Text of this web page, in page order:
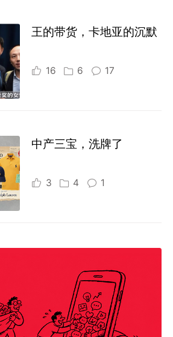
王的带货，卡地亚的沉默
16 6 17
中产三宝，洗牌了
3 4 1